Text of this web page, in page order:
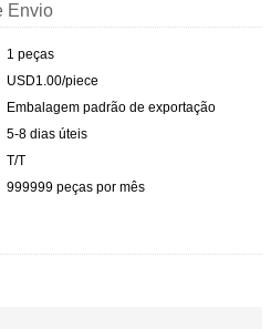
Envio
1 peças
USD1.00/piece
Embalagem padrão de exportação
5-8 dias úteis
T/T
999999 peças por mês